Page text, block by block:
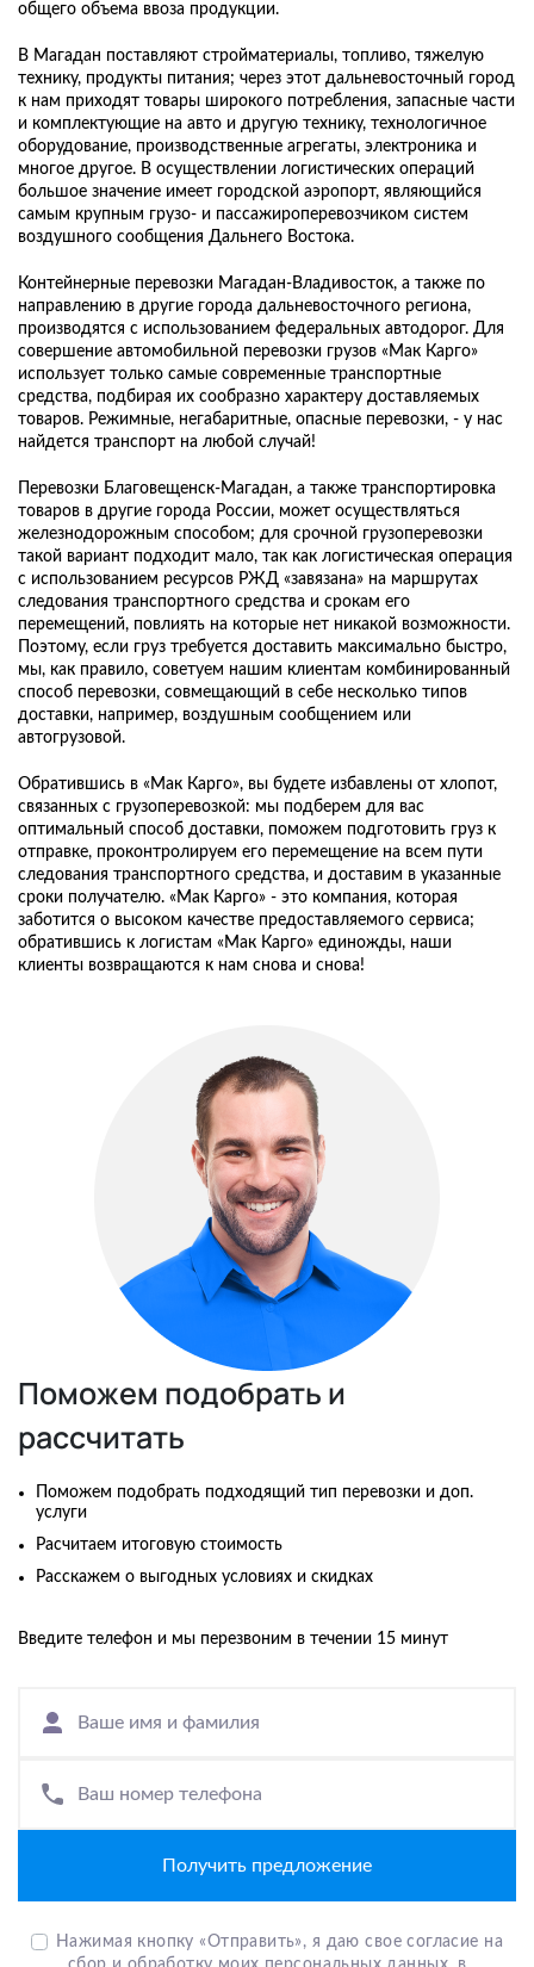
общего объема ввоза продукции.
В Магадан поставляют стройматериалы, топливо, тяжелую
технику, продукты питания; через этот дальневосточный город
к нам приходят товары широкого потребления, запасные части
и комплектующие на авто и другую технику, технологичное
оборудование, производственные агрегаты, электроника и
многое другое. В осуществлении логистических операций
большое значение имеет городской аэропорт, являющийся
самым крупным грузо- и пассажироперевозчиком систем
воздушного сообщения Дальнего Востока.
Контейнерные перевозки Магадан-Владивосток, а также по
направлению в другие города дальневосточного региона,
производятся с использованием федеральных автодорог. Для
совершение автомобильной перевозки грузов «Мак Карго»
использует только самые современные транспортные
средства, подбирая их сообразно характеру доставляемых
товаров. Режимные, негабаритные, опасные перевозки, - у нас
найдется транспорт на любой случай!
Перевозки Благовещенск-Магадан, а также транспортировка
товаров в другие города России, может осуществляться
железнодорожным способом; для срочной грузоперевозки
такой вариант подходит мало, так как логистическая операция
с использованием ресурсов РЖД «завязана» на маршрутах
следования транспортного средства и срокам его
перемещений, повлиять на которые нет никакой возможности.
Поэтому, если груз требуется доставить максимально быстро,
мы, как правило, советуем нашим клиентам комбинированный
способ перевозки, совмещающий в себе несколько типов
доставки, например, воздушным сообщением или
автогрузовой.
Обратившись в «Мак Карго», вы будете избавлены от хлопот,
связанных с грузоперевозкой: мы подберем для вас
оптимальный способ доставки, поможем подготовить груз к
отправке, проконтролируем его перемещение на всем пути
следования транспортного средства, и доставим в указанные
сроки получателю. «Мак Карго» - это компания, которая
заботится о высоком качестве предоставляемого сервиса;
обратившись к логистам «Мак Карго» единожды, наши
клиенты возвращаются к нам снова и снова!
Поможем подобрать и
рассчитать
Поможем подобрать подходящий тип перевозки и доп.
услуги
Расчитаем итоговую стоимость
Расскажем о выгодных условиях и скидках
Введите телефон и мы перезвоним в течении 15 минут
Ваше имя и фамилия
Ваш номер телефона
Нажимая кнопку «Отправить», я даю свое согласие на